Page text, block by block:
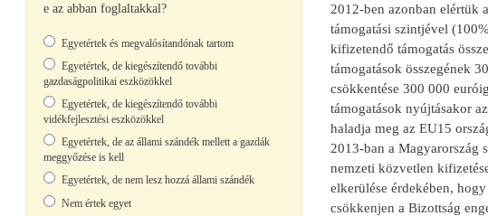
2012-ben azonban elértük
támogatási szintjével
kifizetendő támogatás
támogatások összegének
csökkentése 300 000
támogatások nyújtásakor
haladja meg az EU15
2013-ban a Magyarország
nemzeti közvetlen
elkerülése érdekében,
csökkenjen a Bizottság
e az abban foglaltakkal?
Választások
Egyetértek és megvalósítandónak tartom
Egyetértek, de kiegészítendő további
gazdaságpolitikai eszközökkel
Egyetértek, de kiegészítendő további
vidékfejlesztési eszközökkel
Egyetértek, de az állami szándék mellett a gazdák
meggyőzése is kell
Egyetértek, de nem lesz hozzá állami szándék
Nem értek egyet